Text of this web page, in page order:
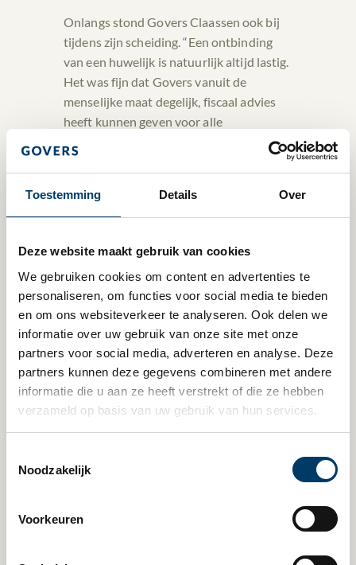
Toestemming Details Over
Deze website maakt gebruik van cookies
We gebruiken cookies om content en advertenties te
personaliseren, om functies voor social media te bieden
en om ons websiteverkeer te analyseren. Ook delen we
informatie over uw gebruik van onze site met onze
partners voor social media, adverteren en analyse. Deze
partners kunnen deze gegevens combineren met andere
informatie die u aan ze heeft verstrekt of die ze hebben
verzameld op basis van uw gebruik van hun services.
Noodzakelijk
Voorkeuren
Onlangs stond Govers Claassen ook bij
tijdens zijn scheiding. “Een ontbinding
van een huwelijk is natuurlijk altijd lastig.
Het was fijn dat Govers vanuit de
menselijke maat degelijk, fiscaal advies
heeft kunnen geven voor alle
betrokkenen. Ze hebben goed geluisterd
naar onze wensen en gaven proactief tips
deze nieuwe situatie kon nemen. Ze
wisten de juiste mensen te mobiliseren
moest gebeuren. Het hogere niveau
hersengymnastiek dus, zonder ooit de
menselijke kant uit het oog te verliezen.”
Rust voor nu en in de toekomst
De samenwerking tussen Claassen en
Govers is gebaseerd op een hoge mate
van wederzijds vertrouwen. “Ik heb ook
laten vastleggen dat mijn vaste
contactpersoon bij Govers een grote
zegt denk ik genoeg. Mijn dagelijkse werk